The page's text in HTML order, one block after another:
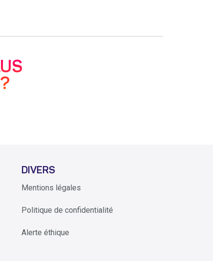
DIVERS
Mentions légales
Politique de confidentialité
Alerte éthique